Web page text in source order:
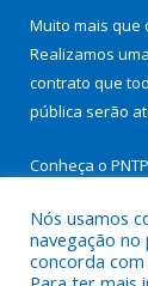
Muito mais que
Realizamos uma
contrato que
pública serão
Conheça o PNTP
Nós usamos
navegação
concorda